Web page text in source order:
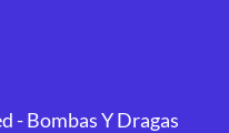
- Bombas Y Dragas